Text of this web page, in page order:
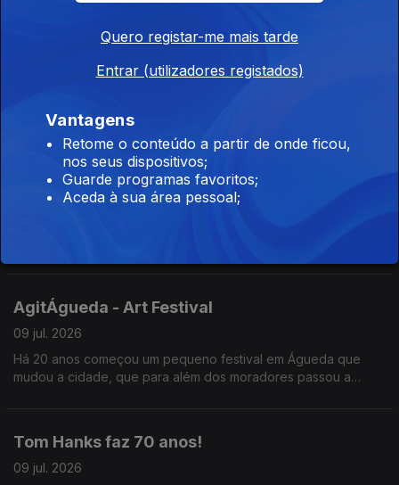
No centenário do nascimento do escritor vila-condense, José
biblioteca itinerante e de praia.
Projeto 1952 - Arquivo em Movimento: entre o
bairro e o museu
10 jul. 2026
AgitÁgueda - Art Festival
09 jul. 2026
Há 20 anos começou um pequeno festival em Águeda que
mudou a cidade, que para além dos moradores passou a
Tom Hanks faz 70 anos!
09 jul. 2026
Quero registar-me mais tarde
Entrar (utilizadores registados)
Vantagens
Retome o conteúdo a partir de onde ficou,
nos seus dispositivos;
Guarde programas favoritos;
Aceda à sua área pessoal;